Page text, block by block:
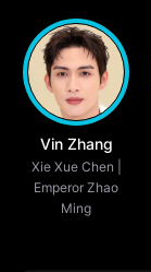
Vin Zhang
Xie Xue Chen |
Emperor Zhao
Ming